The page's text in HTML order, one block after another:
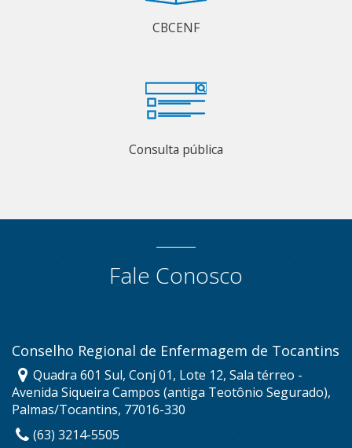
CBCENF
Consulta pública
Fale Conosco
Conselho Regional de Enfermagem de Tocantins
Quadra 601 Sul, Conj 01, Lote 12, Sala térreo -
Avenida Siqueira Campos (antiga Teotônio Segurado),
Palmas/Tocantins, 77016-330
(63) 3214-5505